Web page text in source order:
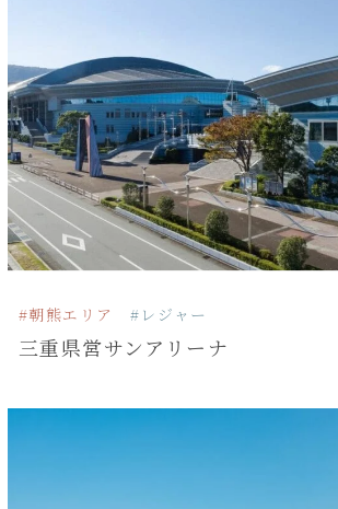
#朝熊エリア #レジャー
三重県営サンアリーナ